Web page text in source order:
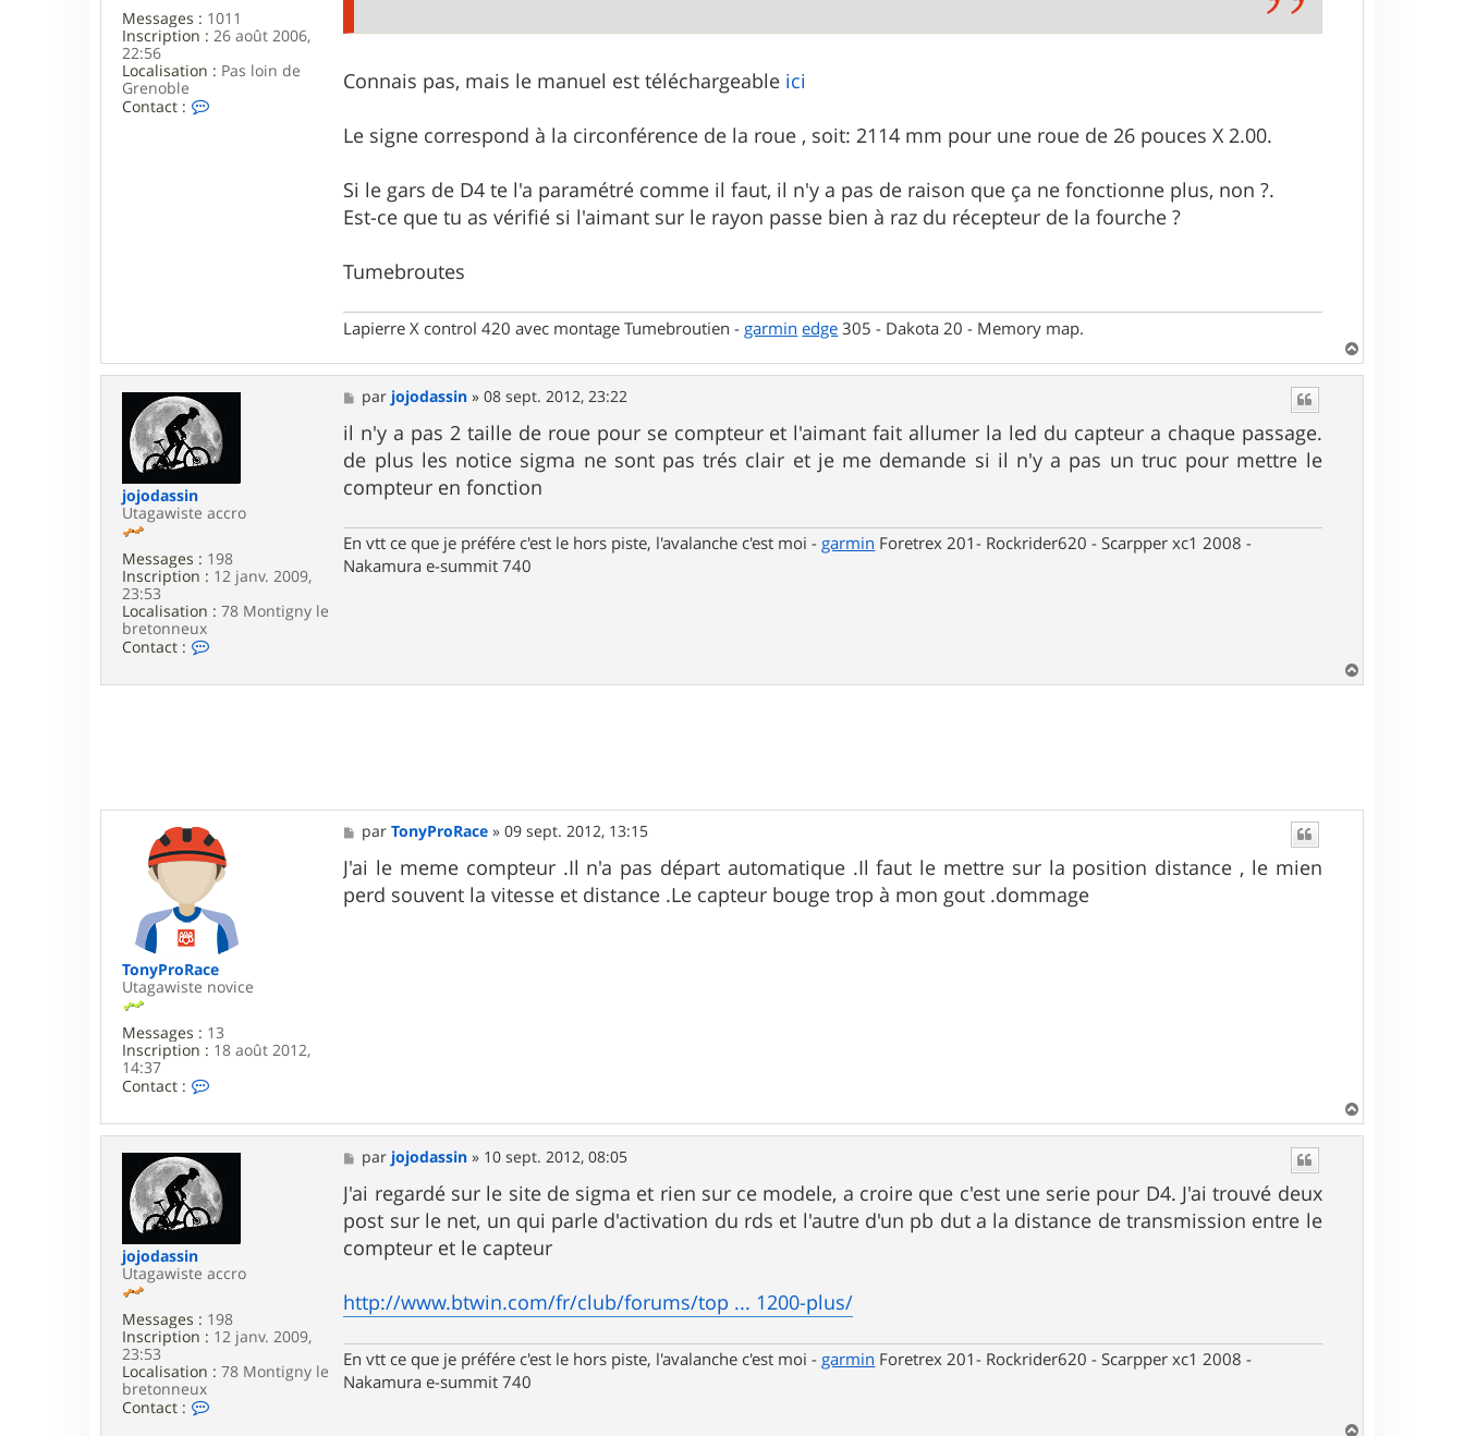
Messages : 1011
Inscription : 26 août 2006,
22:56
Localisation : Pas loin de
Grenoble
Contact :
o
e
s
Connais pas, mais le manuel est téléchargeable ici
Le signe correspond à la circonférence de la roue , soit: 2114 mm pour une roue de 26 pouces X 2.00.
Si le gars de D4 te l'a paramétré comme il faut, il n'y a pas de raison que ça ne fonctionne plus, non ?.
Est-ce que tu as vérifié si l'aimant sur le rayon passe bien à raz du récepteur de la fourche ?
Tumebroutes
Lapierre X control 420 avec montage Tumebroutien - garmin edge 305 - Dakota 20 - Memory map.
a
jojodassin
Utagawiste accro
Messages : 198
Inscription : 12 janv. 2009,
23:53
Localisation : 78 Montigny le
bretonneux
Contact :
j
o
d
a
s
n
M
e
s
s
a
g
e
par jojodassin »08 sept. 2012, 23:22
il n'y a pas 2 taille de roue pour se compteur et l'aimant fait allumer la led du capteur a chaque passage.
de plus les notice sigma ne sont pas trés clair et je me demande si il n'y a pas un truc pour mettre le
compteur en fonction
En vtt ce que je préfére c'est le hors piste, l'avalanche c'est moi - garmin Foretrex 201- Rockrider620 - Scarpper xc1 2008 -
Nakamura e-summit 740
a
TonyProRace
Utagawiste novice
Messages : 13
Inscription : 18 août 2012,
14:37
Contact :
t
a
c
t
e
r
T
n
P
r
o
R
a
M
e
s
s
a
parTonyProRace »09 sept. 2012, 13:15
J'ai le meme compteur .Il n'a pas départ automatique .Il faut le mettre sur la position distance , le mien
perd souvent la vitesse et distance .Le capteur bouge trop à mon gout .dommage
a
jojodassin
Utagawiste accro
Messages : 198
Inscription : 12 janv. 2009,
23:53
Localisation : 78 Montigny le
bretonneux
Contact :
M
e
s
s
a
g
e
par jojodassin » 10 sept. 2012, 08:05
J'ai regardé sur le site de sigma et rien sur ce modele, a croire que c'est une serie pour D4. J'ai trouvé deux
post sur le net, un qui parle d'activation du rds et l'autre d'un pb dut a la distance de transmission entre le
compteur et le capteur
http://www.btwin.com/fr/club/forums/top ... 1200-plus/
En vtt ce que je préfére c'est le hors piste, l'avalanche c'est moi - garmin Foretrex 201- Rockrider620 - Scarpper xc1 2008 -
Nakamura e-summit 740